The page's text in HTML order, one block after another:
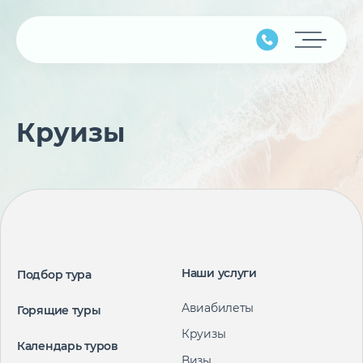
Подбор тура
Календарь туров
Наши услуги
Круизы
Подбор тура
Горящие туры
Календарь туров
Наши услуги
Авиабилеты
Круизы